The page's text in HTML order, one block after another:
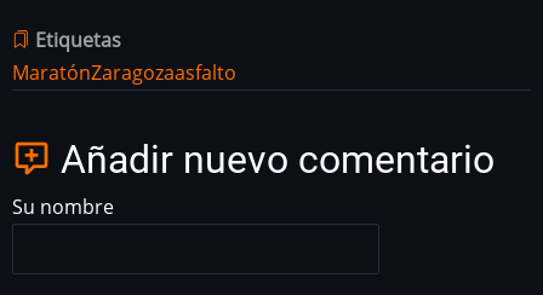
Etiquetas
MaratónZaragozaasfalto
Añadir nuevo comentario
Su nombre